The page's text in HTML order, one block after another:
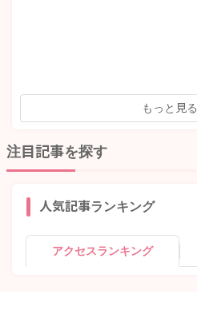
もっと見る
注目記事を探す
人気記事ランキング
アクセスランキング